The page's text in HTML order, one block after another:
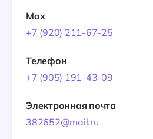
Max
+7 (920) 211-67-25
Телефон
+7 (905) 191-43-09
Электронная почта
382652@mail.ru